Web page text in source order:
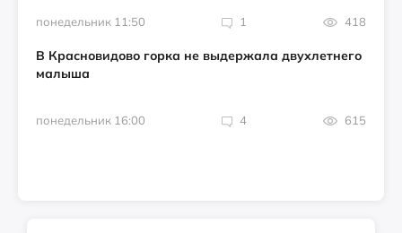
понедельник 11:50 1 418
В Красновидово горка не выдержала двухлетнего
малыша
понедельник 16:00 4 615